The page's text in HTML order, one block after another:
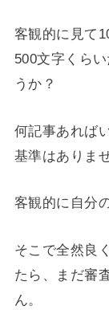
客観的に見て
500文字くら
うか？
何記事あれば
基準はありま
客観的に自分
そこで全然良
たら、まだ審
ん。